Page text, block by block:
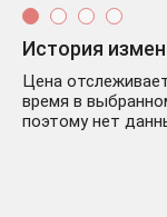
История
Цена
время в
поэтому нет